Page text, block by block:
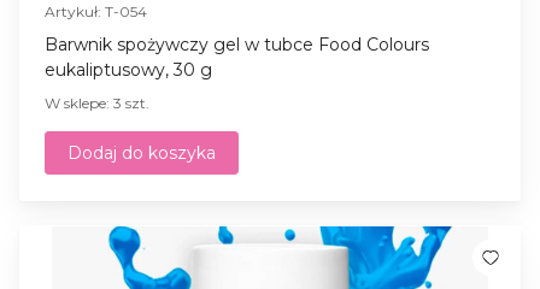
Artykuł: T-054
Barwnik spożywczy gel w tubce Food Colours
eukaliptusowy, 30 g
W sklepe: 3 szt.
Dodaj do koszyka